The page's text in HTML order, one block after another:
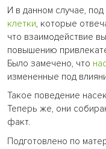
И в данном случае,
клетки, которые
что взаимодействие
повышению
Было замечено, что
измененные под
Такое поведение
Теперь же, они
факт.
Подготовлено по